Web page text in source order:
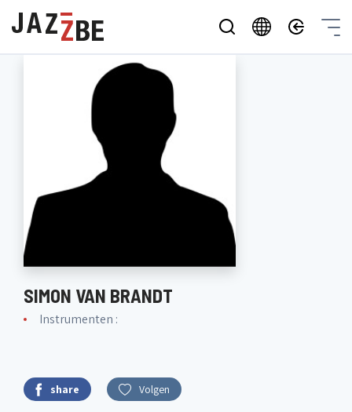
SIMON VAN BRANDT
Instrumenten :
share Volgen